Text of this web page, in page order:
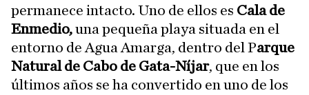
permanece intacto. Uno de ellos es Cala de
Enmedio,una pequeña playa situada en el
entorno de Agua Amarga, dentro del Parque
Natural de Cabo de Gata-Níjar, que en los
últimos años se ha convertido en uno de los